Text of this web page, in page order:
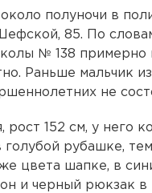
полуночи в
85. По
№ 138 примерно
Раньше мальчик
не
152 см, у него
рубашке,
цвета шапке, в
и черный рюкзак